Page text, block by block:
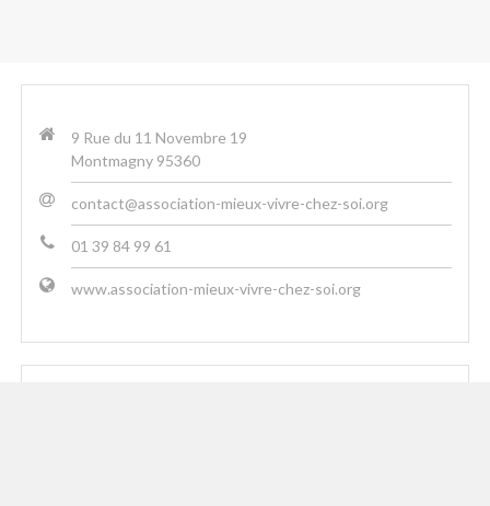
9 Rue du 11 Novembre 19
Montmagny 95360
contact@association-mieux-vivre-chez-soi.org
01 39 84 99 61
www.association-mieux-vivre-chez-soi.org